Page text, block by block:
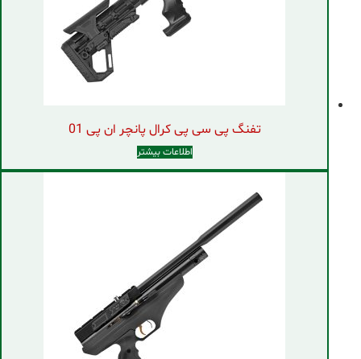
تفنگ پی سی پی کرال پانچر ان پی 01
اطلاعات بیشتر